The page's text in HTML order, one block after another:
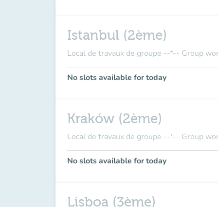
Istanbul (2ème)
Local de travaux de groupe --*-- Group
No slots available for today
Kraków (2ème)
Local de travaux de groupe --*-- Group
No slots available for today
Lisboa (3ème)